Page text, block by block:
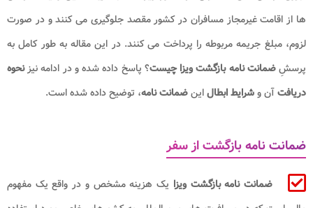
ها از اقامت غیرمجاز مسافران در کشور مقصد جلوگیری می کنند و در صورت
لزوم، مبلغ جریمه مربوطه را پرداخت می کنند. در این مقاله به طور کامل به
پرسشِضمانت نامه بازگشت ویزا چیست؟ پاسخ داده شده و در ادامه نیزنحوه
دریافتآن وشرایط ابطالاینضمانت نامه، توضیح داده شده است.
ضمانت نامه بازگشت از سفر
ضمانت نامه بازگشت ویزا یک هزینه مشخص و در واقع یک مفهوم